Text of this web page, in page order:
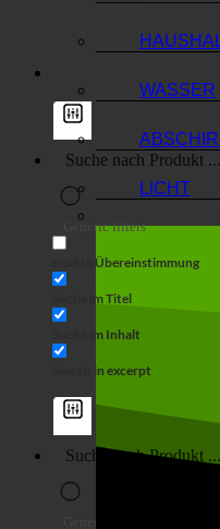
Generic filters
Exakte Übereinstimmung
Suche im Titel
Suche im Inhalt
Search in excerpt
WASSER
LICHT